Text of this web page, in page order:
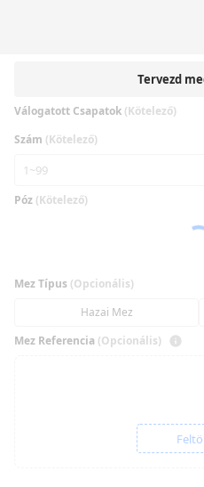
Tervezd
Válogatott Csapatok (Kötelező)
Szám (Kötelező)
Póz (Kötelező)
Mez Típus (Opcionális)
Hazai Mez
Mez Referencia (Opcionális)